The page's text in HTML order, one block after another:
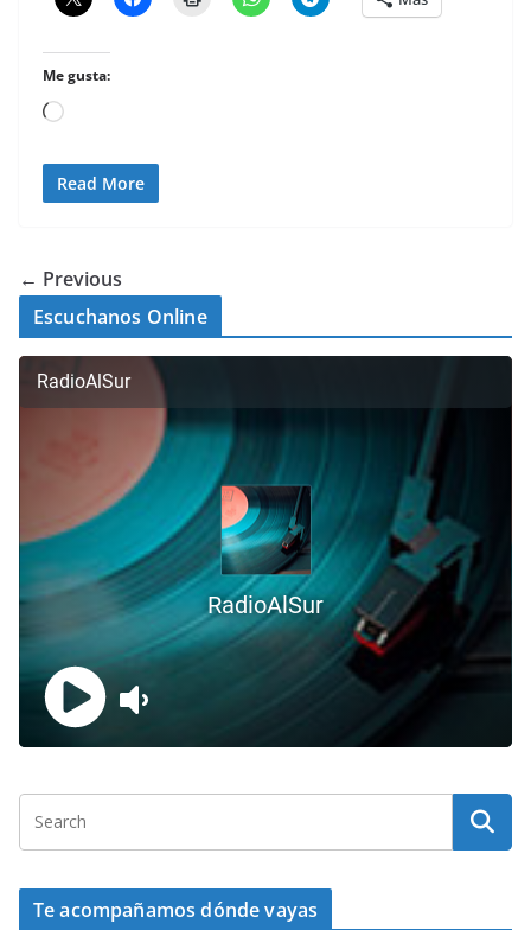
Me gusta:
Cargando...
Read More
← Previous
Escuchanos Online
Te acompañamos dónde vayas